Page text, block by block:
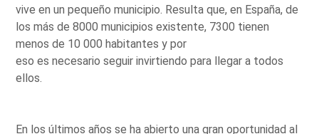
vive en un pequeño municipio. Resulta que, en España, de
los más de 8000 municipios existente, 7300 tienen
menos de 10 000 habitantes y por
eso es necesario seguir invirtiendo para llegar a todos
ellos.
En los últimos años se ha abierto una gran oportunidad al